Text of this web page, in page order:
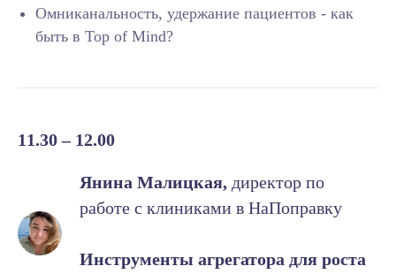
Омниканальность, удержание пациентов - как
быть в Top of Mind?
11.30 – 12.00
Янина Малицкая, директор по
работе с клиниками в НаПоправку
Инструменты агрегатора для роста
зарегистрироваться на
Только после регистрации вы
получите бесплатные материалы
для продвижения клиники.
напоминания и ссылку на вход, если
зарегистрируетесь.